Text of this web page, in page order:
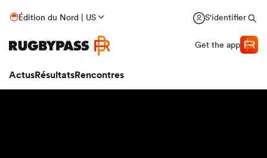
Édition du Nord | US S'identifier
Get the app
ActusRésultatsRencontres